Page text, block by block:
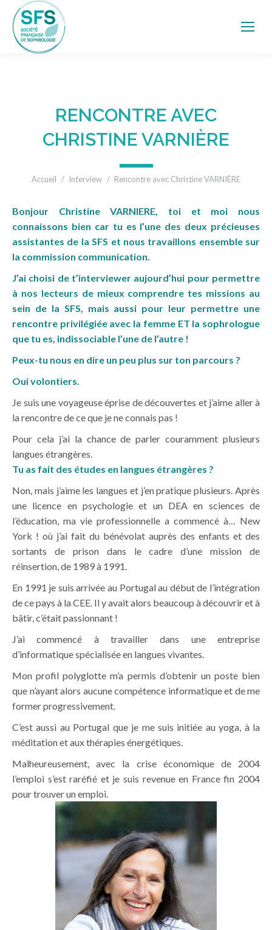
RENCONTRE AVEC
CHRISTINE VARNIÈRE
Vous êtes ici :
Accueil Interview Rencontre avec Christine VARNIÈRE
Bonjour Christine VARNIERE, toi et moi nous
connaissons bien car tu es l’une des deux précieuses
assistantes de la SFS et nous travaillons ensemble sur
la commission communication.
J’ai choisi de t’interviewer aujourd’hui pour permettre
à nos lecteurs de mieux comprendre tes missions au
sein de la SFS, mais aussi pour leur permettre une
rencontre privilégiée avec la femme ET la sophrologue
que tu es, indissociable l’une de l’autre !
Peux-tu nous en dire un peu plus sur ton parcours ?
Oui volontiers.
Je suis une voyageuse éprise de découvertes et j’aime aller à
la rencontre de ce que je ne connais pas !
Pour cela j’ai la chance de parler couramment plusieurs
langues étrangères.
Tu as fait des études en langues étrangères ?
Non, mais j’aime les langues et j’en pratique plusieurs. Après
une licence en psychologie et un DEA en sciences de
l’éducation, ma vie professionnelle a commencé à… New
York ! où j’ai fait du bénévolat auprès des enfants et des
sortants de prison dans le cadre d’une mission de
réinsertion, de 1989 à 1991.
En 1991 je suis arrivée au Portugal au début de l’intégration
de ce pays à la CEE. Il y avait alors beaucoup à découvrir et à
bâtir, c’était passionnant !
J’ai commencé à travailler dans une entreprise
d’informatique spécialisée en langues vivantes.
Mon profil polyglotte m’a permis d’obtenir un poste bien
que n’ayant alors aucune compétence informatique et de me
former progressivement.
C’est aussi au Portugal que je me suis initiée au yoga, à la
méditation et aux thérapies énergétiques.
Malheureusement, avec la crise économique de 2004
l’emploi s’est raréfié et je suis revenue en France fin 2004
pour trouver un emploi.